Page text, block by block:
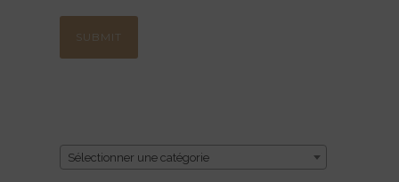
Sélectionner une catégorie